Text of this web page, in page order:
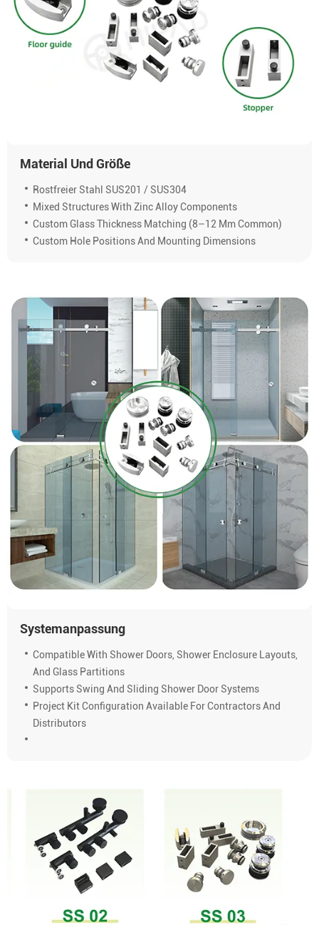
Material Und Größe
Rostfreier Stahl SUS201 / SUS304
Mixed Structures With Zinc Alloy Components
Custom Glass Thickness Matching (8–12 Mm Common)
Custom Hole Positions And Mounting Dimensions
Systemanpassung
Compatible With Shower Doors, Shower Enclosure Layouts,
And Glass Partitions
Supports Swing And Sliding Shower Door Systems
Project Kit Configuration Available For Contractors And
Distributors